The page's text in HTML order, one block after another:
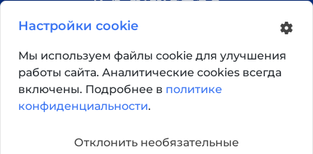
Как добраться?
Настройки cookie
Мы используем файлы cookie для улучшения
работы сайта. Аналитические cookies всегда
включены. Подробнее в политике
конфиденциальности.
Отклонить необязательные